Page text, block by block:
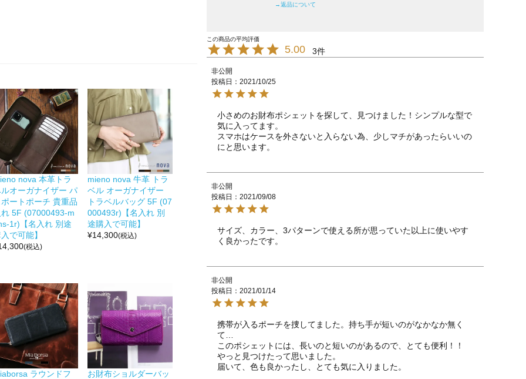
nova 本革トラ
オーガナイザー パ
ートポーチ 貴重品
5F (07000493-m
1r)【名入れ 別途
で可能】
(税込)
mieno nova 牛革 トラ
ベル オーガナイザー
トラベルバッグ 5F (07
000493r)【名入れ 別
途購入で可能】
¥14,300(税込)
ラウンドフ
お財布ショルダーバッ
→返品について
5.00 3
非公開
投稿日
2021/10/25
小さめのお財布ポシェットを探して、見つけました！シンプルな型で
気に入ってます。
スマホはケースを外さないと入らない為、少しマチがあったらいいの
にと思います。
非公開
投稿日
2021/09/08
サイズ、カラー、3パターンで使える所が思っていた以上に使いやす
く良かったです。
非公開
投稿日
2021/01/14
携帯が入るポーチを捜してました。持ち手が短いのがなかなか無く
て…
このポシェットには、長いのと短いのがあるので、とても便利！！
やっと見つけたって思いました。
届いて、色も良かったし、とても気に入りました。